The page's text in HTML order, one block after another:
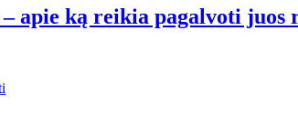
apie ką reikia pagalvoti juos